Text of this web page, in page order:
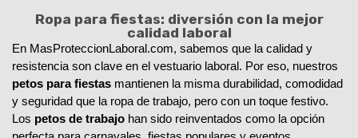
Ropa para fiestas: diversión con la mejor
calidad laboral
En MasProteccionLaboral.com, sabemos que la calidad y
petos para fiestas mantienen la misma durabilidad, comodidad
y seguridad que la ropa de trabajo, pero con un toque festivo.
Los petos de trabajo han sido reinventados como la opción